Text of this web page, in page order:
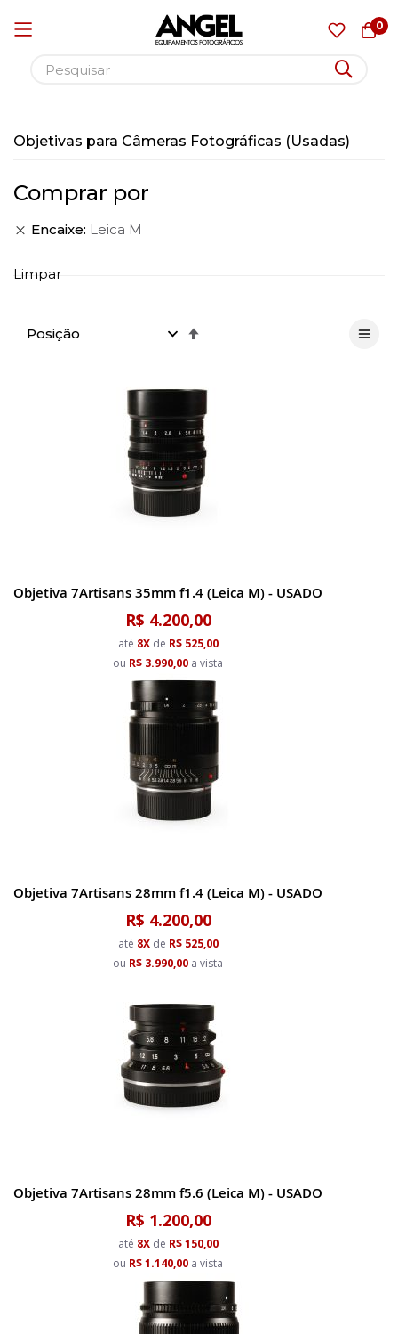
0
para
conteúdo
Objetivas para Câmeras Fotográficas (Usadas)
Objetiva 7Artisans 35mm f1.4 (Leica M) - USADO
R$ 4.200,00
até 8Xde R$ 525,00
ou R$ 3.990,00 a vista
Objetiva 7Artisans 28mm f1.4 (Leica M) - USADO
R$ 4.200,00
até 8Xde R$ 525,00
ou R$ 3.990,00 a vista
Objetiva 7Artisans 28mm f5.6 (Leica M) - USADO
R$ 1.200,00
até 8Xde R$ 150,00
ou R$ 1.140,00 a vista
Comprar por
Encaixe Leica M
Limpar